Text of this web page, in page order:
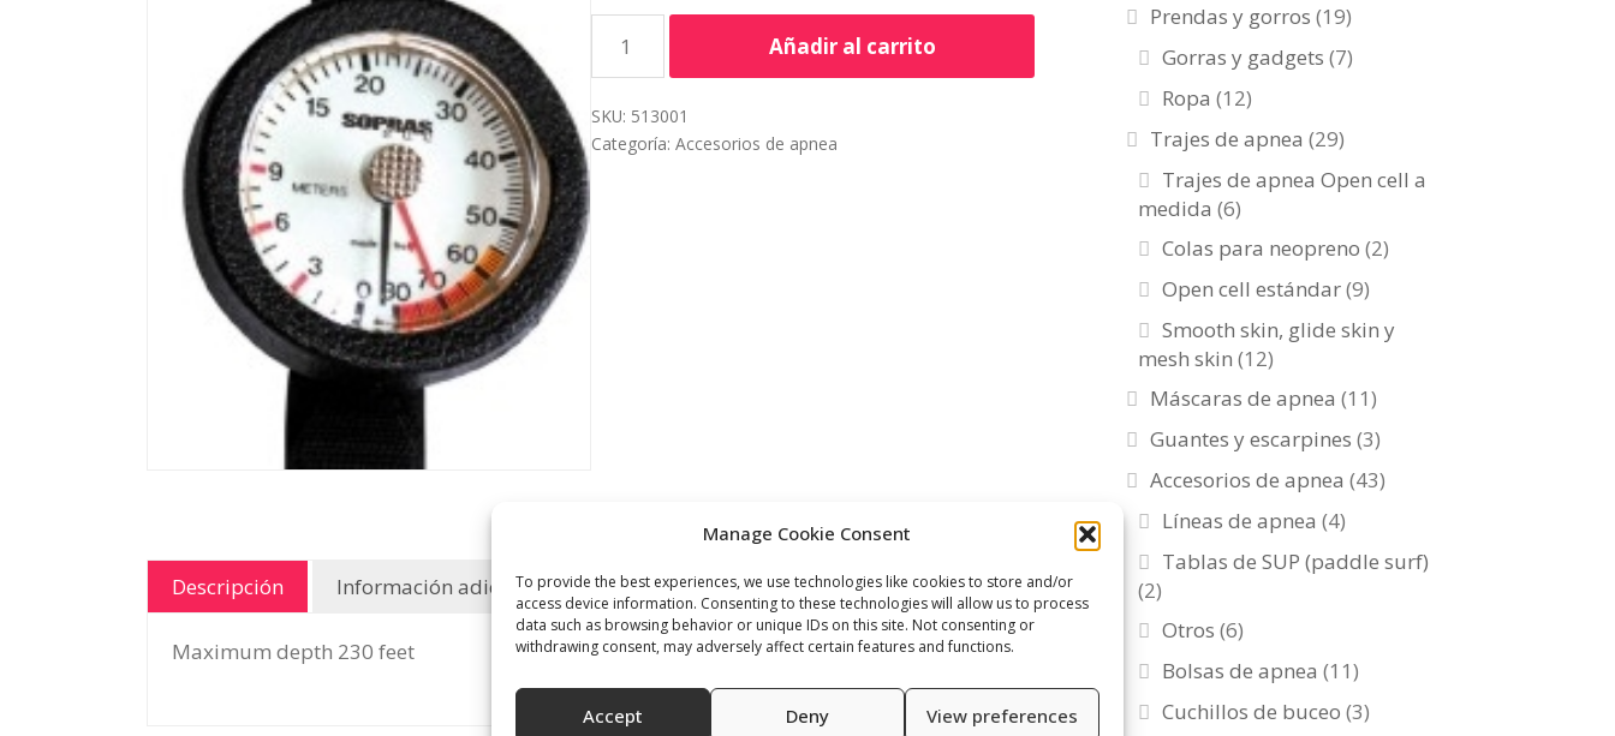
Manage Cookie Consent
To provide the best experiences, we use technologies like cookies to store and/or
access device information. Consenting to these technologies will allow us to process
data such as browsing behavior or unique IDs on this site. Not consenting or
withdrawing consent, may adversely affect certain features and functions.
Accept Deny View preferences
Añadir al carrito
SKU: 513001
Categoría: Accesorios de apnea
Descripción Información adicional Valoraciones (0)
Maximum depth 230 feet
Prendas y gorros (19)
Gorras y gadgets (7)
Ropa (12)
Trajes de apnea (29)
Trajes de apnea Open cell a
medida (6)
Colas para neopreno (2)
Open cell estándar(9)
Smooth skin, glide skin y
mesh skin (12)
Máscaras de apnea (11)
Guantes y escarpines (3)
Accesorios de apnea (43)
Líneas de apnea (4)
Tablas de SUP (paddle surf)
(2)
Otros (6)
Bolsas de apnea (11)
Cuchillos de buceo (3)